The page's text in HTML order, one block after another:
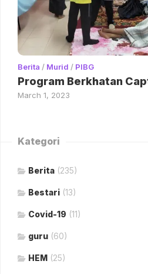
Berita / Murid / PIBG
Program Berkhatan
March 1, 2023
Kategori
Berita (235)
Bestari (13)
Covid-19 (11)
guru (60)
HEM (25)